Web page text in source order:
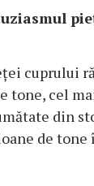
cuprului
tone, cel
din
de